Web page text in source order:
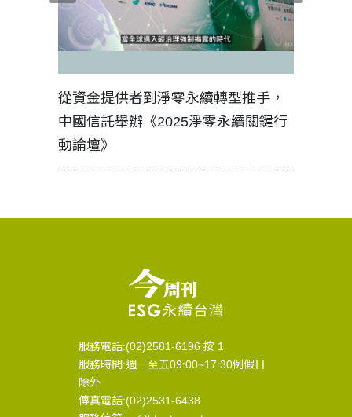
從資金提供者到淨零永續轉型推手，
中國信託舉辦《2025淨零永續關鍵行
動論壇》
服務電話:(02)2581-6196 按 1
服務時間:週一至五09:00~17:30例假日
除外
傳真電話:(02)2531-6438